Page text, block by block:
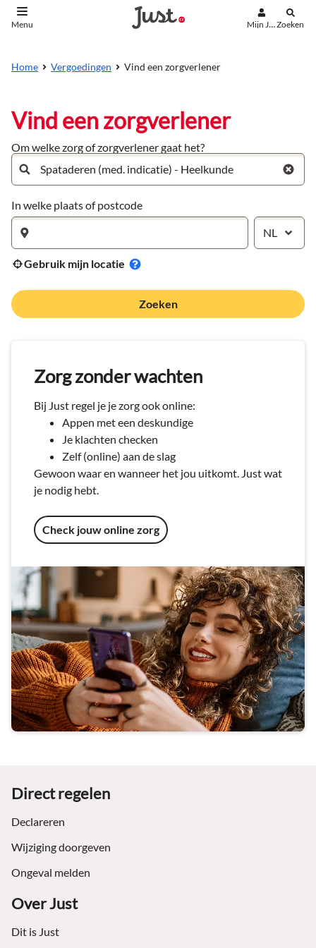
de inhoud
Menu Mijn JustZoeken
Home Vergoedingen Vind een zorgverlener
Vind een zorgverlener
Om welke zorg of zorgverlener gaat het?
In welke plaats of postcode
NL
Gebruik mijn locatie
Zoeken
Zorg zonder wachten
Bij Just regel je je zorg ook online:
Appen met een deskundige
Je klachten checken
Zelf (online) aan de slag
Gewoon waar en wanneer het jou uitkomt. Just wat
je nodig hebt.
Check jouw online zorg
Direct regelen
Declareren
Wijziging doorgeven
Ongeval melden
Over Just
Dit is Just